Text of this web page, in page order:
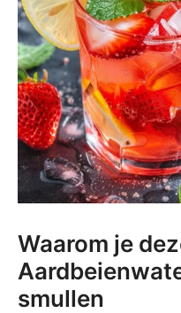
Waarom je
smullen